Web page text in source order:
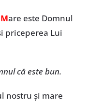
Mare este Domnul
priceperea Lui
că este bun.
nostru și mare